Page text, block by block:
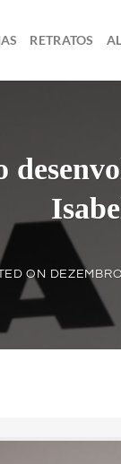
RETRATOS
ON